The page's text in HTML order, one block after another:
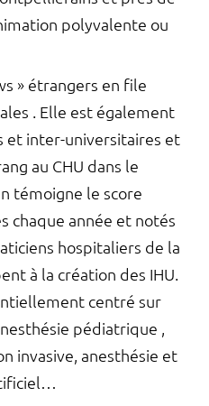
polyvalente ou
» étrangers en file
. Elle est également
et inter-universitaires et
au CHU dans le
témoigne le score
chaque année et notés
hospitaliers de la
à la création des IHU.
centré sur
pédiatrique ,
invasive, anesthésie et